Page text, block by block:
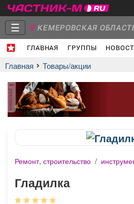
☰ КЕМЕРОВСКАЯ
ГЛАВНАЯ ГРУППЫ
Главная
Объявления Недвижимость
Главная Товары/акции
реклама
Ремонт, строительство /
Гладилка